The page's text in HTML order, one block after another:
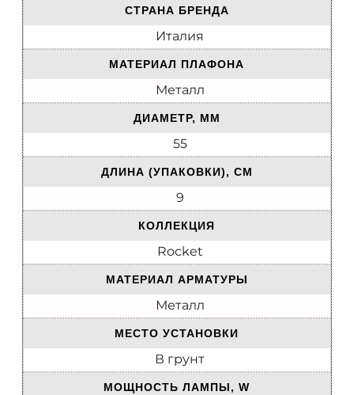
СТРАНА БРЕНДА
Италия
МАТЕРИАЛ ПЛАФОНА
Металл
ДИАМЕТР, ММ
55
ДЛИНА (УПАКОВКИ), СМ
9
КОЛЛЕКЦИЯ
Rocket
МАТЕРИАЛ АРМАТУРЫ
Металл
МЕСТО УСТАНОВКИ
В грунт
МОЩНОСТЬ ЛАМПЫ, W